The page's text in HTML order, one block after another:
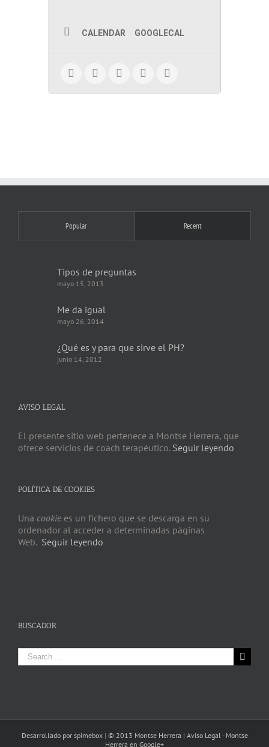
CALENDAR GOOGLECAL
Popular Recent
Tipos de preguntas
mayo 15, 2013
Me da igual
mayo 26, 2014
¿Qué es y para que sirve el PH?
junio 14, 2012
AVISO LEGAL
El presente sitio web pertenece a Montse Herrera, que
ofrece servicios de coach terapéutico. Seguir leyendo
POLÍTICA DE COOKIES
Una cookie es un fichero que se descarga en su
ordenador al acceder a determinadas páginas
Web. Seguir leyendo
BUSCADOR
Search
for:
Desarrollado por spimebox| © 2013 Montse Herrera | Aviso Legal- Montse
Herrera en Google+